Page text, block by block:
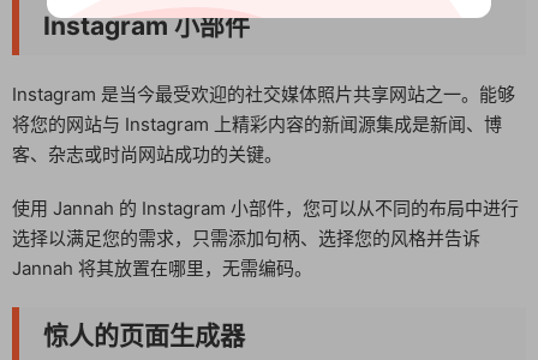
Instagram 小部件
Instagram 是当今最受欢迎的社交媒体照片共享网站之一。能够
将您的网站与 Instagram 上精彩内容的新闻源集成是新闻、博
客、杂志或时尚网站成功的关键。
使用 Jannah 的 Instagram 小部件，您可以从不同的布局中进行
选择以满足您的需求，只需添加句柄、选择您的风格并告诉
Jannah 将其放置在哪里，无需编码。
惊人的页面生成器